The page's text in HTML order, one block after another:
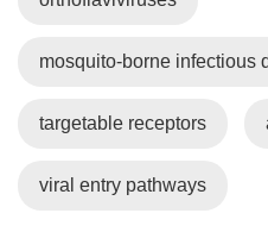
mosquito-borne infectious
targetable receptors
viral entry pathways